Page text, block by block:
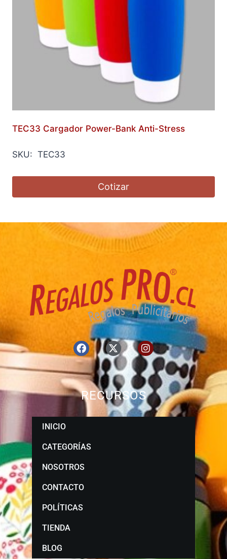
TEC33 Cargador Power-Bank Anti-Stress
SKU: TEC33
Cotizar
RECURSOS
INICIO
CATEGORÍAS
NOSOTROS
CONTACTO
POLÍTICAS
TIENDA
BLOG